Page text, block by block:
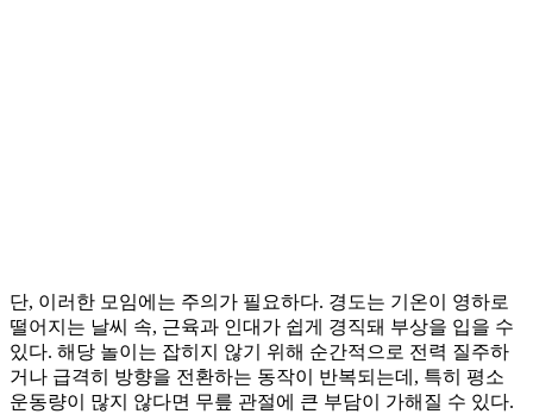
단, 이러한 모임에는 주의가 필요하다. 경도는 기온이 영하로
떨어지는 날씨 속, 근육과 인대가 쉽게 경직돼 부상을 입을 수
있다. 해당 놀이는 잡히지 않기 위해 순간적으로 전력 질주하
거나 급격히 방향을 전환하는 동작이 반복되는데, 특히 평소
운동량이 많지 않다면 무릎 관절에 큰 부담이 가해질 수 있다.